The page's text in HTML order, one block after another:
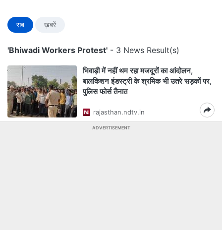
सब ख़बरें
'Bhiwadi Workers Protest' - 3 News Result(s)
भिवाड़ी में नहीं थम रहा मजदूरों का आंदोलन,
बालकिशन इंडस्ट्री के श्रमिक भी उतरे सड़कों पर,
पुलिस फोर्स तैनात
rajasthan.ndtv.in
ADVERTISEMENT